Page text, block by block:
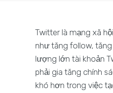
Twitter là mạng xã
như tăng follow,
lượng lớn tài khoản
phải gia tăng chính
khó hơn trong việc